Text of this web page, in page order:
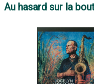
Au hasard sur la